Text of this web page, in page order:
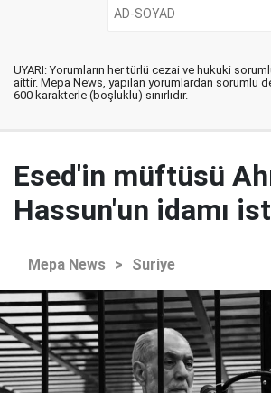
UYARI: Yorumların her türlü cezai ve hukuki
aittir. Mepa News, yapılan yorumlardan sorumlu
600 karakterle (boşluklu) sınırlıdır.
Esed'in müftüsü
Hassun'un idamı
Mepa News > Suriye